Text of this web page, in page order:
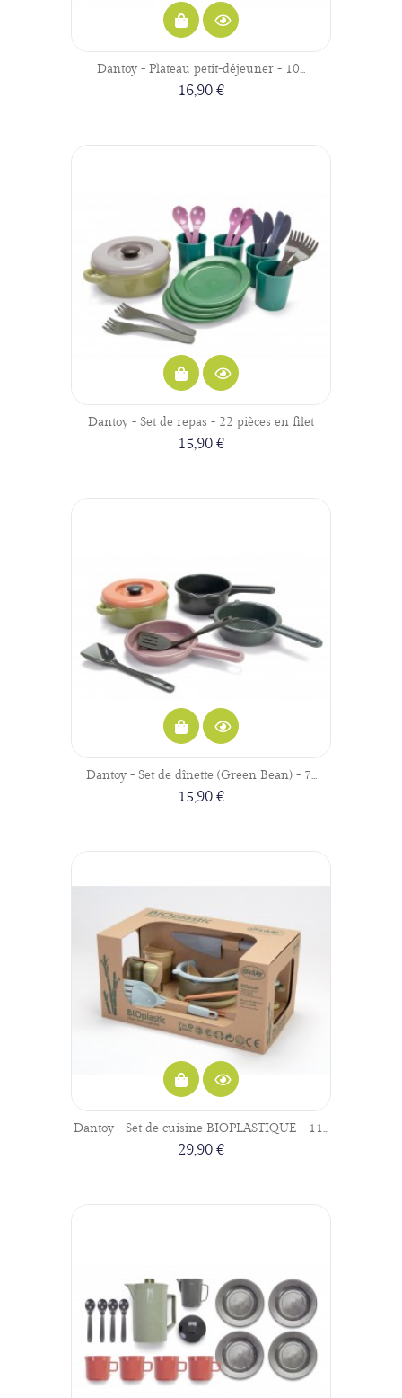
Dantoy - Plateau petit-déjeuner - 10...
16,90 €
Dantoy - Set de repas - 22 pièces en filet
15,90 €
Dantoy - Set de dînette (Green Bean) - 7...
15,90 €
Dantoy - Set de cuisine BIOPLASTIQUE - 11...
29,90 €